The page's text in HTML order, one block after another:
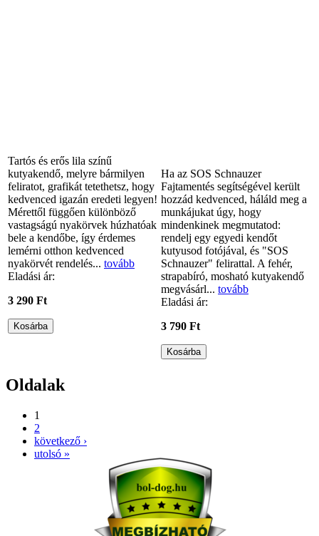
Tartós és erős lila színű
kutyakendő, melyre bármilyen
feliratot, grafikát tetethetsz, hogy
kedvenced igazán eredeti legyen!
Mérettől függően különböző
vastagságú nyakörvek húzhatóak
bele a kendőbe, így érdemes
lemérni otthon kedvenced
nyakörvét rendelés... tovább
Eladási ár:
3 290 Ft
Ha az SOS Schnauzer
Fajtamentés segítségével került
hozzád kedvenced, háláld meg a
munkájukat úgy, hogy
mindenkinek megmutatod:
rendelj egy egyedi kendőt
kutyusod fotójával, és "SOS
Schnauzer" felirattal. A fehér,
strapabíró, mosható kutyakendő
megvásárl... tovább
Eladási ár:
3 790 Ft
Oldalak
1
2
következő ›
utolsó »